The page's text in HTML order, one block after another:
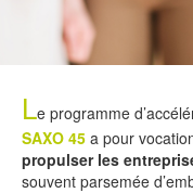
Le programme
SAXO 45 a pour
propulser les
souvent parsemée